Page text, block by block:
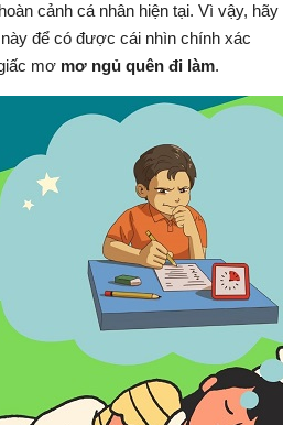
cảnh cá nhân hiện tại. Vì vậy, hãy
để có được cái nhìn chính xác
mơ mơ ngủ quên đi làm.